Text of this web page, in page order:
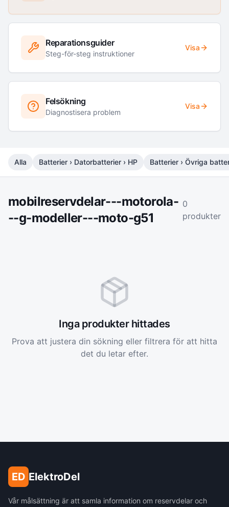
Reparationsguider
Steg-för-steg instruktioner
Visa
Felsökning
Diagnostisera problem
Visa
Alla Batterier › Datorbatterier › HP Batterier › Övriga
mobilreservdelar---motorola-
--g-modeller---moto-g51
0
produkter
Inga produkter hittades
Prova att justera din sökning eller filtrera för att hitta
det du letar efter.
ED ElektroDel
Vår målsättning är att samla information om reservdelar och